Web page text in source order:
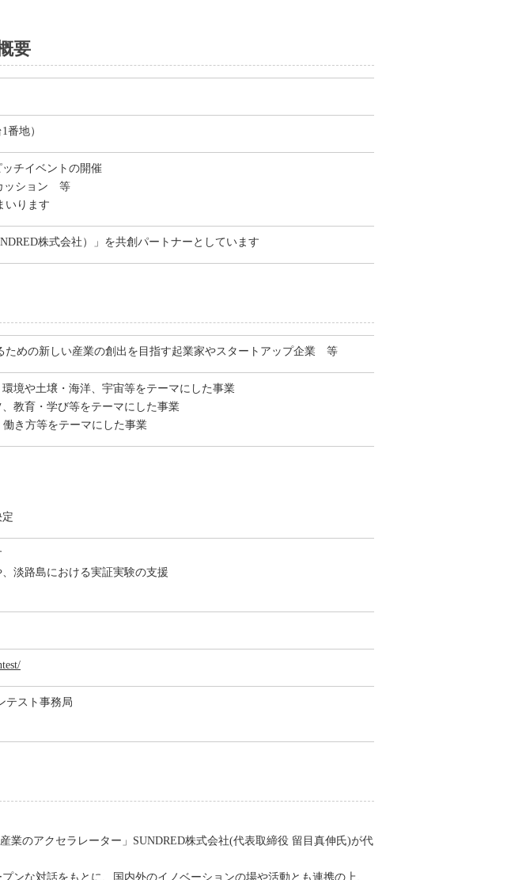
要
番地）
チイベントの開催
カッション 等
いります
株式会社）」を共創パートナーとしています
ための新しい産業の創出を目指す起業家やスタートアップ企業 等
境や土壌・海洋、宇宙等をテーマにした事業
教育・学び等をテーマにした事業
き方等をテーマにした事業
、淡路島における実証実験の支援
テスト事務局
業のアクセラレーター」SUNDRED株式会社(代表取締役 留目真伸氏)が代
な対話をもとに、国内外のイノベーションの場や活動とも連携の上、